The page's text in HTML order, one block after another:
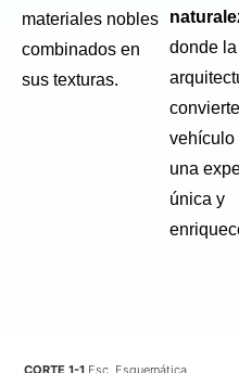
materiales nobles
combinados en
sus texturas.
donde la
vehículo
una
única y